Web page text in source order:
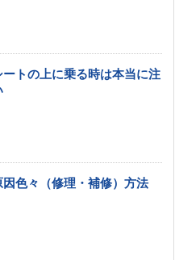
トの上に乗る時は本当に注
色々（修理・補修）方法